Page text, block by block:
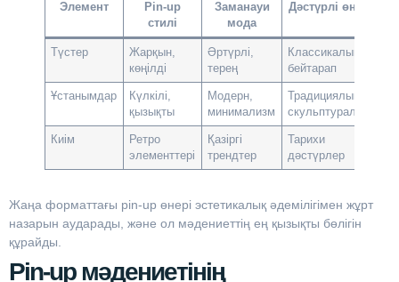
Элемент
Pin-up
стилі
Заманауи
мода
Дәстүрлі өнер
Түстер
Жарқын,
көңілді
Әртүрлі,
терең
Классикалық,
бейтарап
Ұстанымдар
Күлкілі,
қызықты
Модерн,
минимализм
Традициялық,
скульптуралық
Киім
Ретро
элементтері
Қазіргі
трендтер
Тарихи
дәстүрлер
Жаңа форматтағы pin-up өнері эстетикалық әдемілігімен жұрт
назарын аударады, және ол мәдениеттің ең қызықты бөлігін
құрайды.
Pin-up мәдениетінің